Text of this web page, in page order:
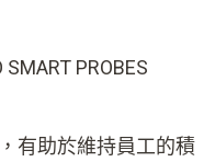
PROBES
有助於維持員工的積